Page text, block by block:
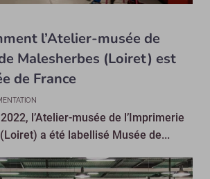
l’Atelier-musée de
Malesherbes (Loiret) est
de France
l’Atelier-musée de l’Imprimerie
a été labellisé Musée de...